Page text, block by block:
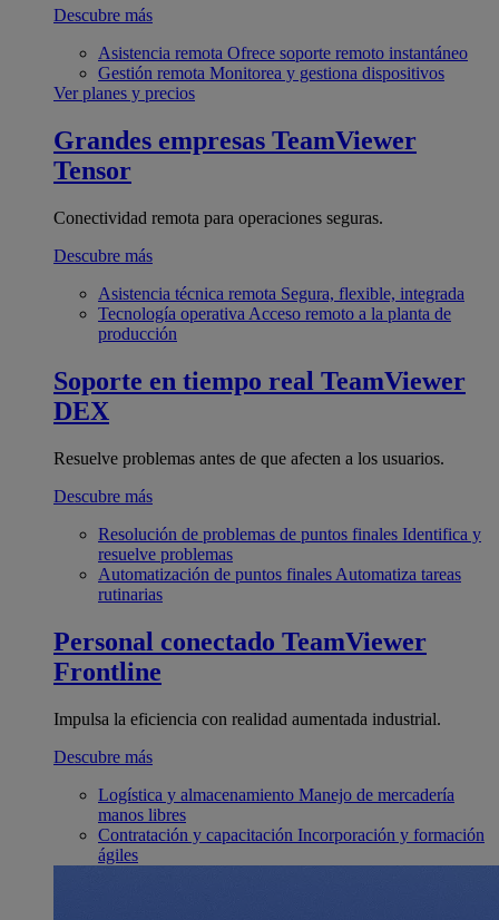
Descubre más
Asistencia remota Ofrece soporte remoto instantáneo
Gestión remota Monitorea y gestiona dispositivos
Ver planes y precios
Grandes empresas TeamViewer
Tensor
Conectividad remota para operaciones seguras.
Descubre más
Asistencia técnica remota Segura, flexible, integrada
Tecnología operativa Acceso remoto a la planta de
producción
Soporte en tiempo real TeamViewer
DEX
Resuelve problemas antes de que afecten a los usuarios.
Descubre más
Resolución de problemas de puntos finales Identifica y
resuelve problemas
Automatización de puntos finales Automatiza tareas
rutinarias
Personal conectado TeamViewer
Frontline
Impulsa la eficiencia con realidad aumentada industrial.
Descubre más
Logística y almacenamiento Manejo de mercadería
manos libres
Contratación y capacitación Incorporación y formación
ágiles